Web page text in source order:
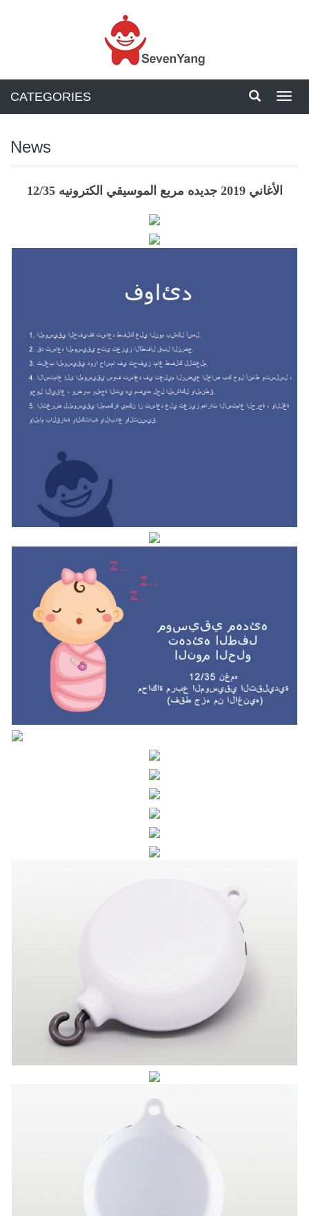
CATEGORIES
News
12/35 الأغاني 2019 جديده مربع الموسيقي الكترونيه